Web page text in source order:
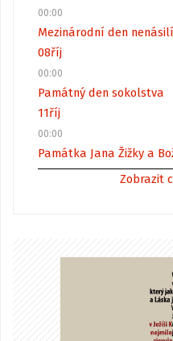
00:00
Mezinárodní den nenásilí
08říj
00:00
Památný den sokolstva
11říj
00:00
Památka Jana Žižky a
Zobrazit